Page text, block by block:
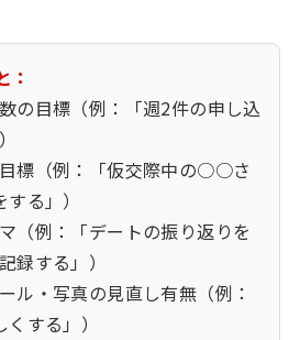
の目標（例：「週2件の申し込
標（例：「仮交際中の○○さ
る」）
（例：「デートの振り返りを
録する」）
ル・写真の見直し有無（例：
する」）